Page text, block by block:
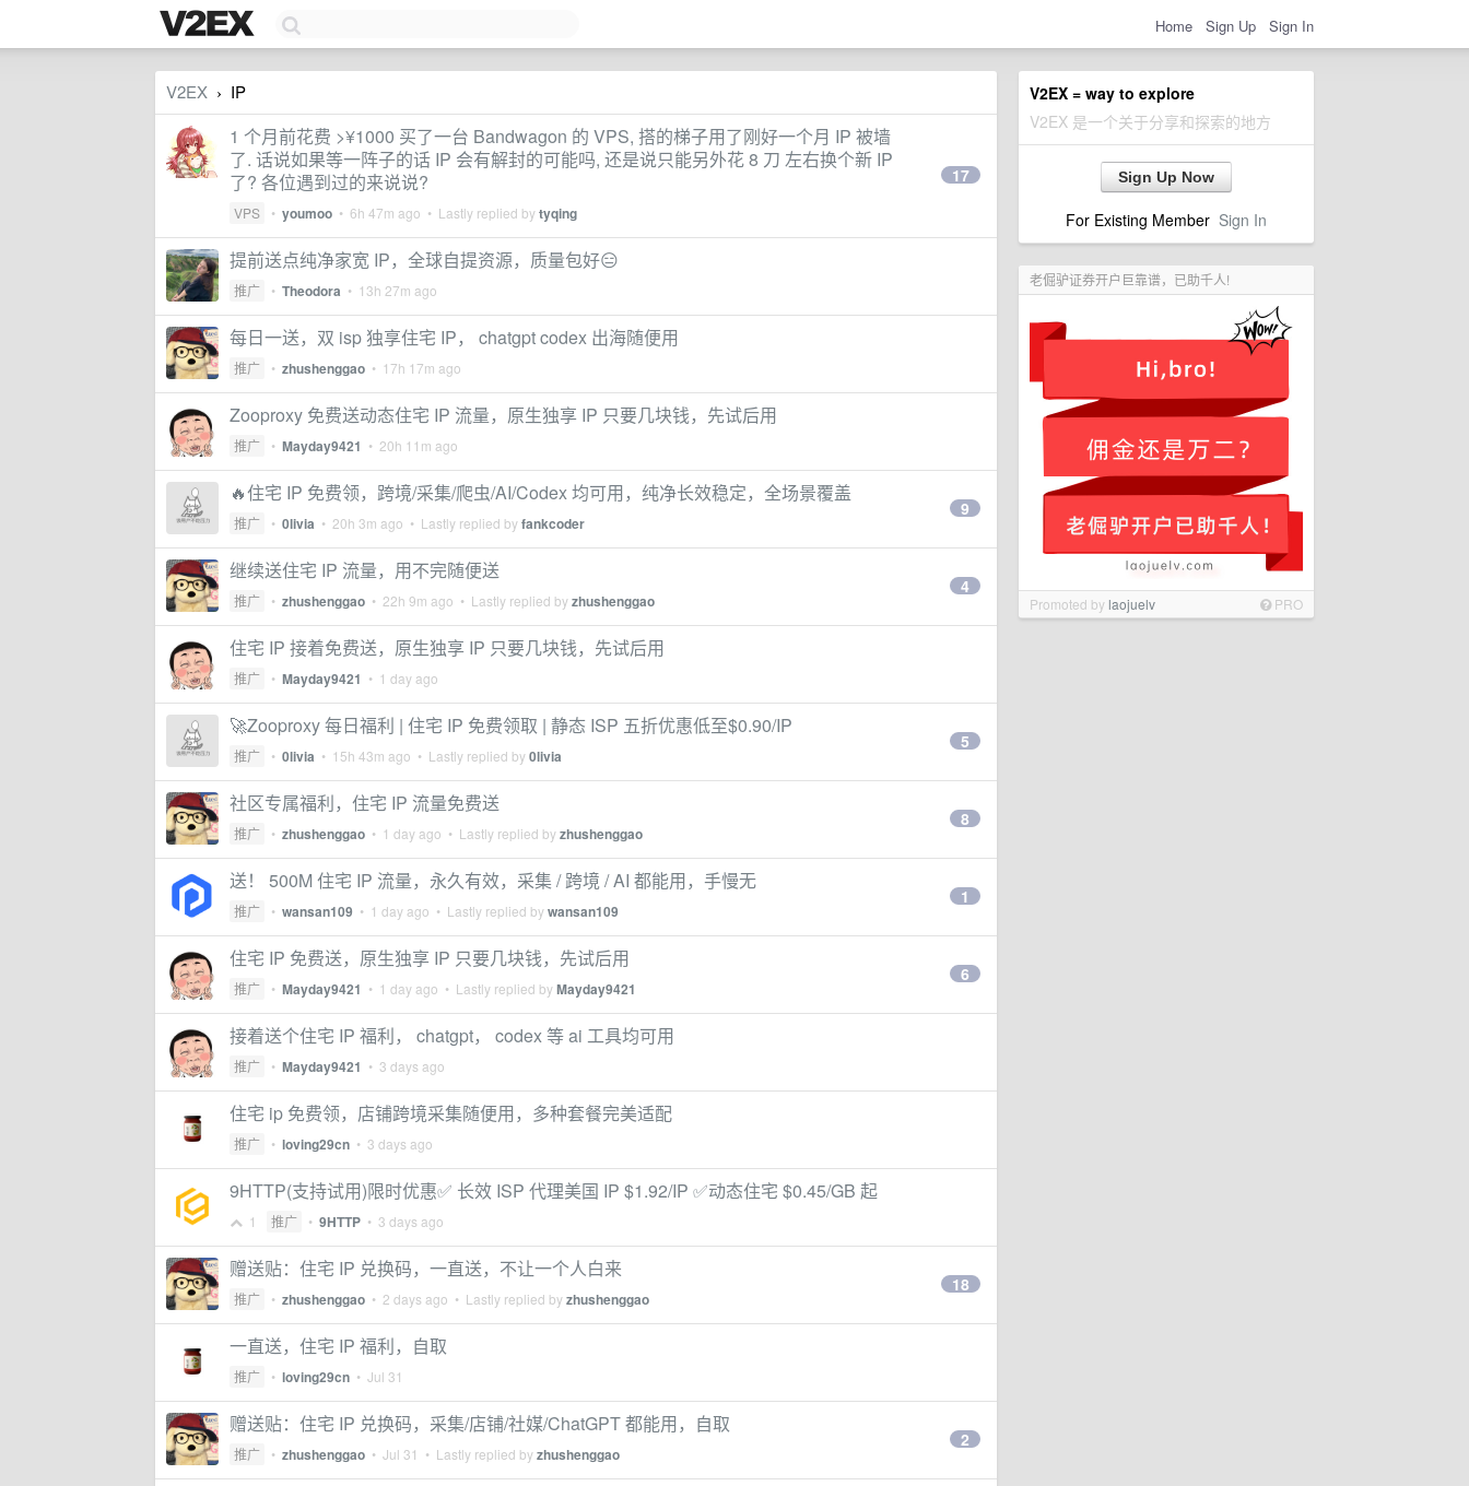
Home Sign Up Sign In
V2EX = way to explore
V2EX 是一个关于分享和探索的地方
Sign Up Now
For Existing Member Sign In
老倔驴证券开户巨靠谱，已助千人!
Promoted bylaojuelv PRO
V2EX › IP
1 个月前花费 >¥1000 买了一台 Bandwagon 的 VPS, 搭的梯子用了刚好一个月 IP 被墙
了. 话说如果等一阵子的话 IP 会有解封的可能吗, 还是说只能另外花 8 刀 左右换个新 IP
了? 各位遇到过的来说说?
VPS • youmoo • 6h 47m ago • Lastly replied bytyqing
17
提前送点纯净家宽 IP，全球自提资源，质量包好😑
推广 • Theodora • 13h 27m ago
每日一送，双 isp 独享住宅 IP， chatgpt codex 出海随便用
推广 • zhushenggao • 17h 17m ago
Zooproxy 免费送动态住宅 IP 流量，原生独享 IP 只要几块钱，先试后用
推广 • Mayday9421 • 20h 11m ago
🔥住宅 IP 免费领，跨境/采集/爬虫/AI/Codex 均可用，纯净长效稳定，全场景覆盖
推广 • 0livia • 20h 3m ago • Lastly replied byfankcoder
9
继续送住宅 IP 流量，用不完随便送
推广 • zhushenggao • 22h 9m ago • Lastly replied byzhushenggao
4
住宅 IP 接着免费送，原生独享 IP 只要几块钱，先试后用
推广 • Mayday9421 • 1 day ago
🚀Zooproxy 每日福利 | 住宅 IP 免费领取 | 静态 ISP 五折优惠低至$0.90/IP
推广 • 0livia • 15h 43m ago • Lastly replied by0livia
5
社区专属福利，住宅 IP 流量免费送
推广 • zhushenggao • 1 day ago • Lastly replied byzhushenggao
8
送！ 500M 住宅 IP 流量，永久有效，采集 / 跨境 / AI 都能用，手慢无
推广 • wansan109 • 1 day ago • Lastly replied bywansan109
1
住宅 IP 免费送，原生独享 IP 只要几块钱，先试后用
推广 • Mayday9421 • 1 day ago • Lastly replied byMayday9421
6
接着送个住宅 IP 福利， chatgpt， codex 等 ai 工具均可用
推广 • Mayday9421 • 3 days ago
住宅 ip 免费领，店铺跨境采集随便用，多种套餐完美适配
推广 • loving29cn • 3 days ago
9HTTP(支持试用)限时优惠✅ 长效 ISP 代理美国 IP $1.92/IP ✅动态住宅 $0.45/GB 起
1 推广 • 9HTTP • 3 days ago
赠送贴：住宅 IP 兑换码，一直送，不让一个人白来
推广 • zhushenggao • 2 days ago • Lastly replied byzhushenggao
18
一直送，住宅 IP 福利，自取
推广 • loving29cn • Jul 31
赠送贴：住宅 IP 兑换码，采集/店铺/社媒/ChatGPT 都能用，自取
推广 • zhushenggao • Jul 31 • Lastly replied byzhushenggao
2